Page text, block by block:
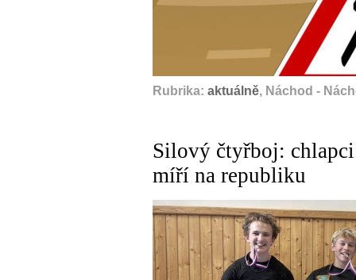
Rubrika: aktuálně, Náchod -
Silový čtyřboj:
míří na republiku